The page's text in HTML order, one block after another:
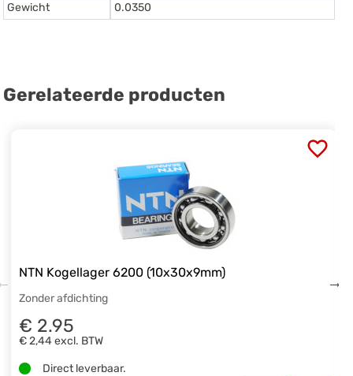
Gewicht 0.0350
Gerelateerde producten
NTN Kogellager 6200 (10x30x9mm)
Zonder afdichting
€ 2.95
€ 2,44 excl. BTW
Direct leverbaar.